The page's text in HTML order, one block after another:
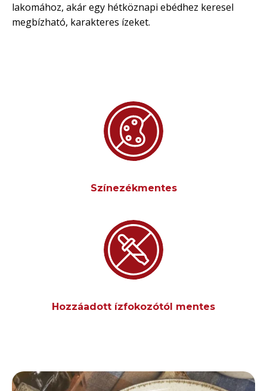
lakomához, akár egy hétköznapi ebédhez keresel
megbízható, karakteres ízeket.
Színezékmentes
Hozzáadott ízfokozótól mentes